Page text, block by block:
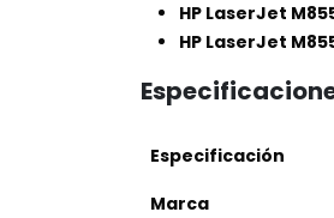
HP LaserJet
HP LaserJet
Especificación
Marca